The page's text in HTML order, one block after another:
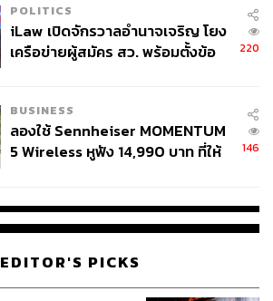
POLITICS
iLaw เปิดจักรวาลอำนาจเจริญ โยง
เครือข่ายผู้สมัคร สว. พร้อมตั้งข้อ
220
BUSINESS
ลองใช้ Sennheiser MOMENTUM
5 Wireless หูฟัง 14,990 บาท ที่ให้
146
EDITOR'S PICKS